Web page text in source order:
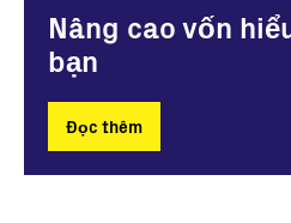
Nâng cao vốn
bạn
Đọc thêm